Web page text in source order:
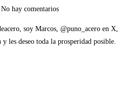
No hay comentarios
soy Marcos, @puno_acero en X,
y les deseo toda la prosperidad posible.